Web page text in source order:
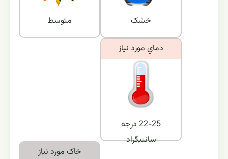
متوسط خشک
دماي مورد نياز
22-25 درجه
سانتیگراد
خاک مورد نياز